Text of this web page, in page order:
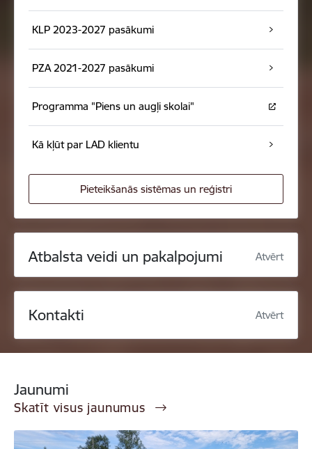
KLP 2023-2027 pasākumi
PZA 2021-2027 pasākumi
Programma "Piens un augļi skolai"
Kā kļūt par LAD klientu
Pieteikšanās sistēmas un reģistri
Atbalsta veidi un pakalpojumi Atvērt
Kontakti Atvērt
Jaunumi
Skatīt visus jaunumus